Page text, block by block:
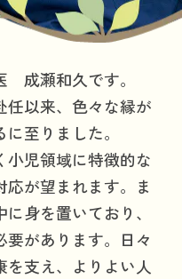
ア・破傷風・百日
じめました。
への免疫力維持を目
歳）を推奨していま
」の追加接種と併
種予約可能です。
成瀬和久です。
任以来、色々な縁が
至りました。
小児領域に特徴的な
が望まれます。ま
身を置いており、
があります。日々
支え、よりよい人